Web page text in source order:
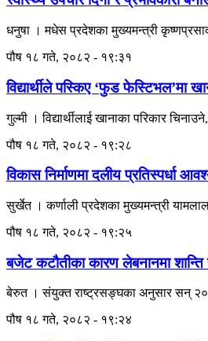
धनुषा । मधेस प्रदेशका मुख्यमन्त्री
पौष १८ गते, २०८२ - १९:३१
विद्यार्थीले पस्किए ‘फुड फेस्टिभल’मा
गुल्मी । विद्यार्थीलाई खानाका परिकार
पौष १८ गते, २०८२ - १९:२८
विकास निर्माणमा दलीय प्रतिस्पर्धा
सुर्खेत । कर्णाली प्रदेशका मुख्यमन्त्री
पौष १८ गते, २०८२ - १९:२५
बजेट कटौतीका कारण लेबनानमा
बेरुत । संयुक्त राष्ट्रसङ्घका अनुसार सन्
पौष १८ गते, २०८२ - १९:२४